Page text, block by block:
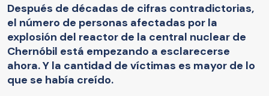
Después de décadas de cifras contradictorias,
el número de personas afectadas por la
explosión del reactor de la central nuclear de
Chernóbil está empezando a esclarecerse
ahora. Y la cantidad de víctimas es mayor de lo
que se había creído.